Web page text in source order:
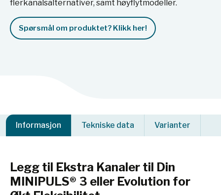
flerkanalsalternativer, samt høyflytmodeller.
Spørsmål om produktet? Klikk her!
Informasjon Tekniske data Varianter
Legg til Ekstra Kanaler til Din
MINIPULS® 3 eller Evolution for